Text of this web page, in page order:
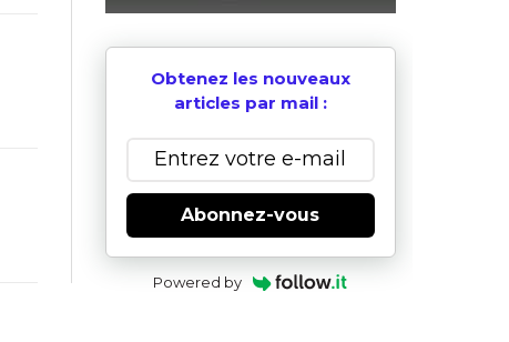
Obtenez les nouveaux
articles par mail :
Abonnez-vous
Powered by